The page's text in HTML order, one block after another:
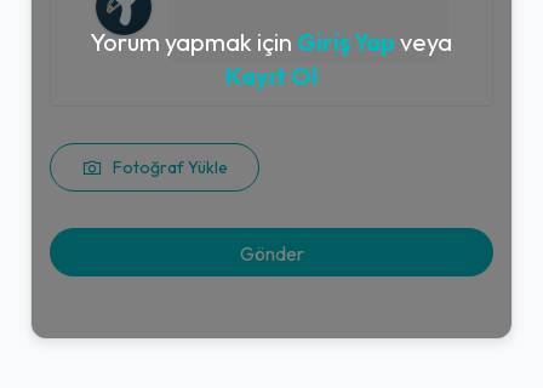
Fotoğraf Yükle
Yorum yapmak için Giriş Yap veya
Kayıt Ol